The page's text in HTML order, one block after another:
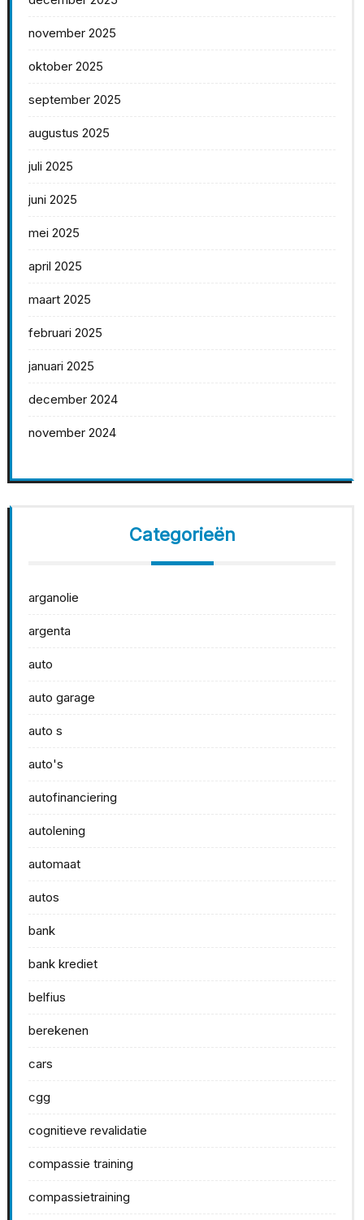
november 2025
oktober 2025
september 2025
augustus 2025
juli 2025
juni 2025
mei 2025
april 2025
maart 2025
februari 2025
januari 2025
december 2024
november 2024
Categorieën
arganolie
argenta
auto
auto garage
auto s
auto's
autofinanciering
autolening
automaat
autos
bank
bank krediet
belfius
berekenen
cars
cgg
cognitieve revalidatie
compassie training
compassietraining